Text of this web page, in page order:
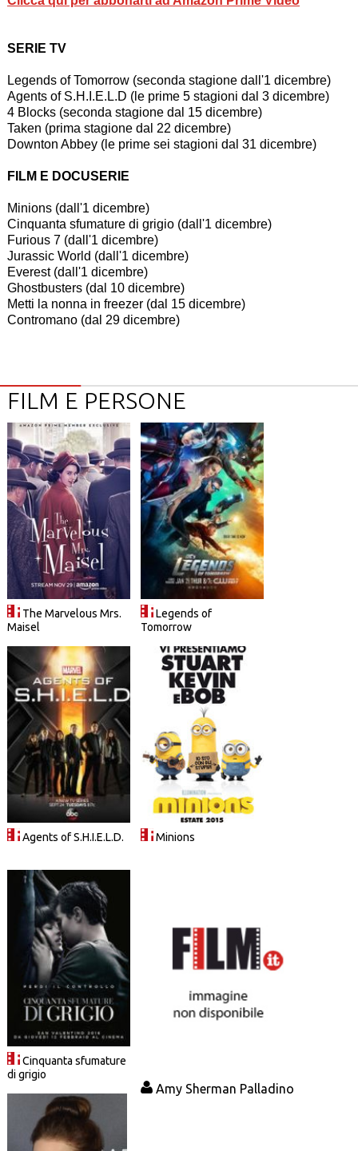
SERIE TV
Legends of Tomorrow (seconda stagione dall'1 dicembre)
Agents of S.H.I.E.L.D (le prime 5 stagioni dal 3 dicembre)
4 Blocks (seconda stagione dal 15 dicembre)
Taken (prima stagione dal 22 dicembre)
Downton Abbey (le prime sei stagioni dal 31 dicembre)
FILM E DOCUSERIE
Minions (dall'1 dicembre)
Cinquanta sfumature di grigio (dall'1 dicembre)
Furious 7 (dall'1 dicembre)
Jurassic World (dall'1 dicembre)
Everest (dall'1 dicembre)
Ghostbusters (dal 10 dicembre)
Metti la nonna in freezer (dal 15 dicembre)
Contromano (dal 29 dicembre)
FILM E PERSONE
The Marvelous Mrs.
Maisel
Legends of
Tomorrow
Agents of S.H.I.E.L.D. Minions
Cinquanta sfumature
di grigio
Amy Sherman Palladino